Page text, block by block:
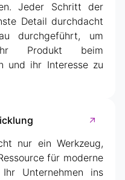
Jeder Schritt der
Detail durchdacht
durchgeführt, um
Produkt beim
und ihr Interesse zu
nur ein Werkzeug,
für moderne
Unternehmen ins